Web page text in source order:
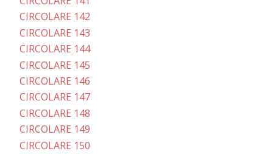
CIRCOLARE 142
CIRCOLARE 143
CIRCOLARE 144
CIRCOLARE 145
CIRCOLARE 146
CIRCOLARE 147
CIRCOLARE 148
CIRCOLARE 149
CIRCOLARE 150